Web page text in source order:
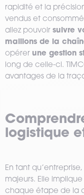
rapidité et la
vendus et
allez pouvoir suivre
maillons de la
opérer une gestion
long de celle-ci.
avantages de la
logistique
En tant
majeurs. Elle implique
chaque étape de la